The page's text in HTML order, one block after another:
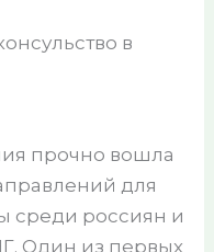
в
прочно вошла
для
среди россиян и
Один из первых